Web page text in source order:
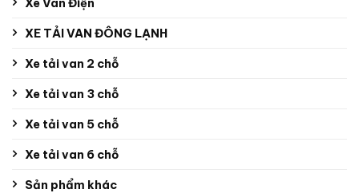
XE TẢI VAN ĐÔNG LẠNH
Xe tải van 2 chỗ
Xe tải van 3 chỗ
Xe tải van 5 chỗ
Xe tải van 6 chỗ
Sản phẩm khác